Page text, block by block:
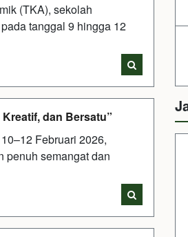
(TKA), sekolah
tanggal 9 hingga 12
dan Bersatu”
Februari 2026,
penuh semangat dan